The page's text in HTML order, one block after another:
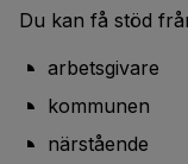
Du kan få stöd
arbetsgivare
kommunen
närstående